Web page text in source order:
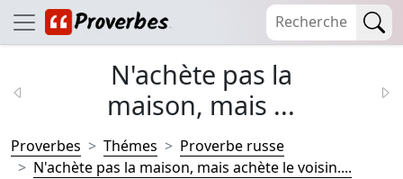
N'achète pas la
maison, mais ...
Proverbes Thémes
Proverbe russe
N'achète pas la maison, mais achète le voisin....